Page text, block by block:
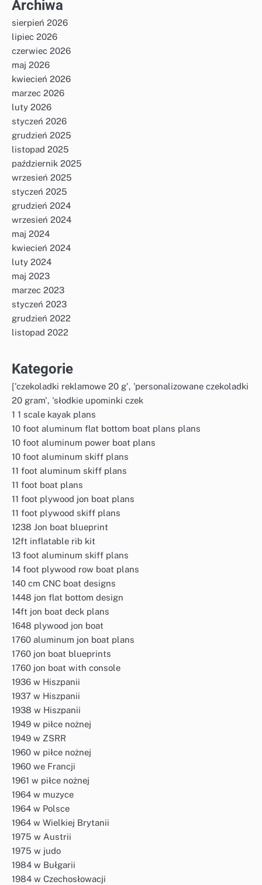
Archiwa
sierpień 2026
lipiec 2026
czerwiec 2026
maj 2026
kwiecień 2026
marzec 2026
luty 2026
styczeń 2026
grudzień 2025
listopad 2025
październik 2025
wrzesień 2025
styczeń 2025
grudzień 2024
wrzesień 2024
maj 2024
kwiecień 2024
luty 2024
maj 2023
marzec 2023
styczeń 2023
grudzień 2022
listopad 2022
Kategorie
['czekoladki reklamowe 20 g', 'personalizowane czekoladki
20 gram', 'słodkie upominki czek
1 1 scale kayak plans
10 foot aluminum flat bottom boat plans plans
10 foot aluminum power boat plans
10 foot aluminum skiff plans
11 foot aluminum skiff plans
11 foot boat plans
11 foot plywood jon boat plans
11 foot plywood skiff plans
1238 Jon boat blueprint
12ft inflatable rib kit
13 foot aluminum skiff plans
14 foot plywood row boat plans
140 cm CNC boat designs
1448 jon flat bottom design
14ft jon boat deck plans
1648 plywood jon boat
1760 aluminum jon boat plans
1760 jon boat blueprints
1760 jon boat with console
1936 w Hiszpanii
1937 w Hiszpanii
1938 w Hiszpanii
1949 w piłce nożnej
1949 w ZSRR
1960 w piłce nożnej
1960 we Francji
1961 w piłce nożnej
1964 w muzyce
1964 w Polsce
1964 w Wielkiej Brytanii
1975 w Austrii
1975 w judo
1984 w Bułgarii
1984 w Czechosłowacji